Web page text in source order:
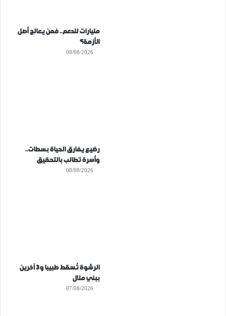
مليارات للدعم.. فمن يعالج أصل
الأزمة؟
08/08/2026
رضيع يفارق الحياة بسطات..
وأسرة تطالب بالتحقيق
08/08/2026
الرشوة تُسقط طبيبا و3 آخرين
ببني ملال
07/08/2026